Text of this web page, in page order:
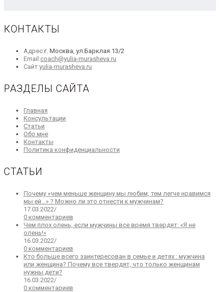
КОНТАКТЫ
Адрес:г. Москва, ул.Барклая 13/2
Email:coach@yulia-murasheva.ru
Сайт:yulia-murasheva.ru
РАЗДЕЛЫ САЙТА
Главная
в
вкладке
Консультации
Статьи
в
новой
вкладке
Обо мнеОткроется
в
новой
Контакты
в
Политика конфиденциальности
СТАТЬИ
Почему «чем меньше женщину мы любим, тем легче нравимся
мы ей…» ? Можно ли это отнести к мужчинам?
17.03.2022/
0 комментариев
Чем плох олень, если мужчины все время твердят: «Я не
олень!»
16.03.2022/
0 комментариев
Кто больше всего заинтересован в семье и детях : мужчина
или женщина? Почему все твердят, что только женщинам
нужны дети?
16.03.2022/
0 комментариев